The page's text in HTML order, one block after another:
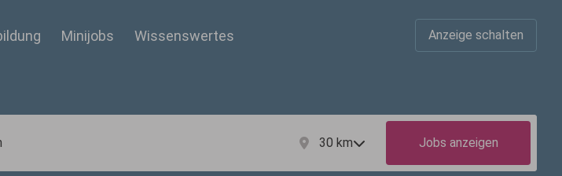
Minijobs Wissenswertes Anzeige schalten
30 km Jobs anzeigen